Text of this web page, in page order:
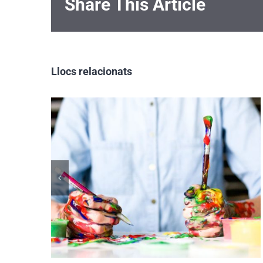
Share This Article
Llocs relacionats